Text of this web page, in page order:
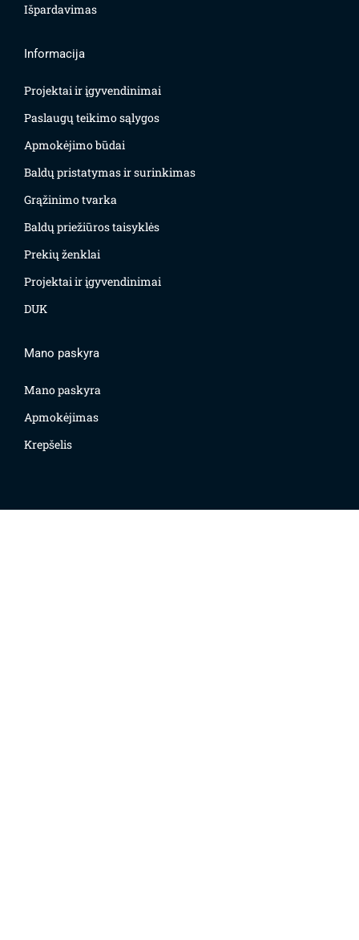
Išpardavimas
Informacija
Projektai ir įgyvendinimai
Paslaugų teikimo sąlygos
Apmokėjimo būdai
Baldų pristatymas ir surinkimas
Grąžinimo tvarka
Baldų priežiūros taisyklės
Prekių ženklai
Projektai ir įgyvendinimai
DUK
Mano paskyra
Mano paskyra
Apmokėjimas
Krepšelis